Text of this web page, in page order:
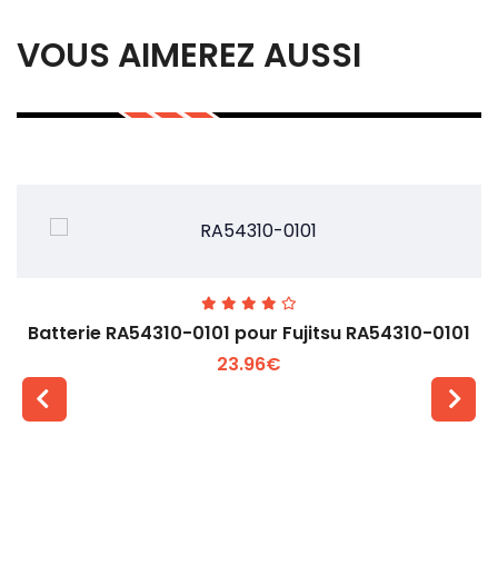
VOUS AIMEREZ AUSSI
Batterie RA54310-0101 pour Fujitsu RA54310-0101
23.96€